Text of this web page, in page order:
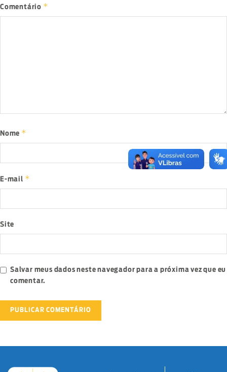
Comentário *
Nome *
E-mail *
Site
Salvar meus dados neste navegador para a próxima vez que eu
comentar.